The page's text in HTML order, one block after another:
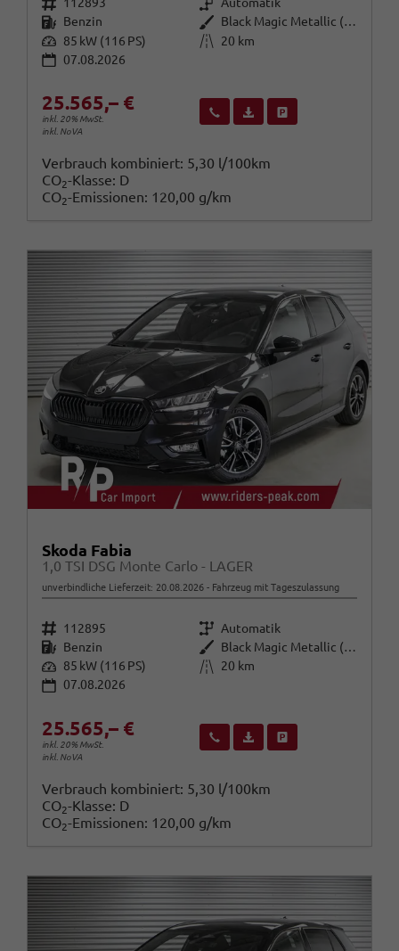
Kraftstoff Benzin Außenfarbe
Black Magic Metallic (F9R)
Leistung 85 kW (116 PS) Kilometerstand
20 km
07.08.2026
25.565,– €
inkl. 20% MwSt.
inkl. NoVA
Wir rufen Sie anFahrzeugexposé (PDF)
Verbrauch kombiniert: 5,30 l/100km
CO2-Klasse: D
CO2-Emissionen: 120,00 g/km
Skoda Fabia
1,0 TSI DSG Monte Carlo - LAGER
unverbindliche Lieferzeit: 20.08.2026 Fahrzeug mit Tageszulassung
Fahrzeugnr. 112895 Getriebe Automatik
Kraftstoff Benzin Außenfarbe
Black Magic Metallic (F9R)
Leistung 85 kW (116 PS) Kilometerstand
20 km
07.08.2026
25.565,– €
inkl. 20% MwSt.
inkl. NoVA
Wir rufen Sie anFahrzeugexposé (PDF)
Verbrauch kombiniert: 5,30 l/100km
CO2-Klasse: D
CO2-Emissionen: 120,00 g/km